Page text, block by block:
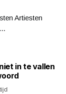
Artiesten
in te vallen